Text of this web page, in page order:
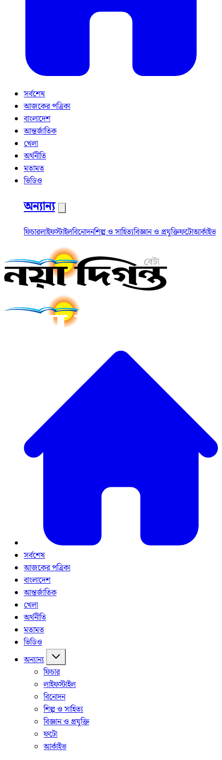
সর্বশেষ
আজকের পত্রিকা
বাংলাদেশ
আন্তর্জাতিক
খেলা
অর্থনীতি
মতামত
ভিডিও
অন্যান্য
ফিচারলাইফস্টাইলবিনোদনশিল্প ও সাহিত্যবিজ্ঞান ও প্রযুক্তিফটোআর্কাইভ
সর্বশেষ
আজকের পত্রিকা
বাংলাদেশ
আন্তর্জাতিক
খেলা
অর্থনীতি
মতামত
ভিডিও
অন্যান্য
ফিচার
লাইফস্টাইল
বিনোদন
শিল্প ও সাহিত্য
বিজ্ঞান ও প্রযুক্তি
ফটো
আর্কাইভ